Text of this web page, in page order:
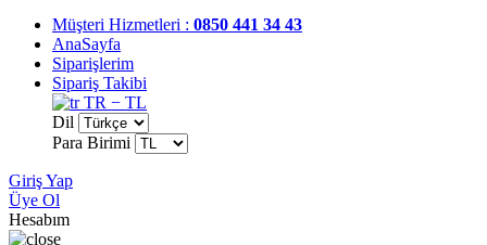
Müşteri Hizmetleri : 0850 441 34 43
AnaSayfa
Siparişlerim
Sipariş Takibi
TR − TL
Dil
Para Birimi
Giriş Yap
Üye Ol
Hesabım